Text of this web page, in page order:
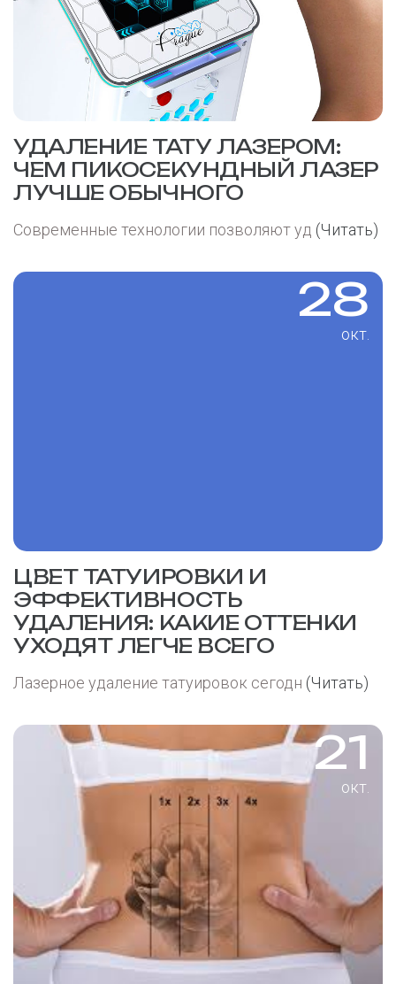
УДАЛЕНИЕ ТАТУ ЛАЗЕРОМ:
ЧЕМ ПИКОСЕКУНДНЫЙ ЛАЗЕР
ЛУЧШЕ ОБЫЧНОГО
Современные технологии позволяют уд (Читать)
28
окт.
ЦВЕТ ТАТУИРОВКИ И
ЭФФЕКТИВНОСТЬ
УДАЛЕНИЯ: КАКИЕ ОТТЕНКИ
УХОДЯТ ЛЕГЧЕ ВСЕГО
Лазерное удаление татуировок сегодн (Читать)
21
окт.